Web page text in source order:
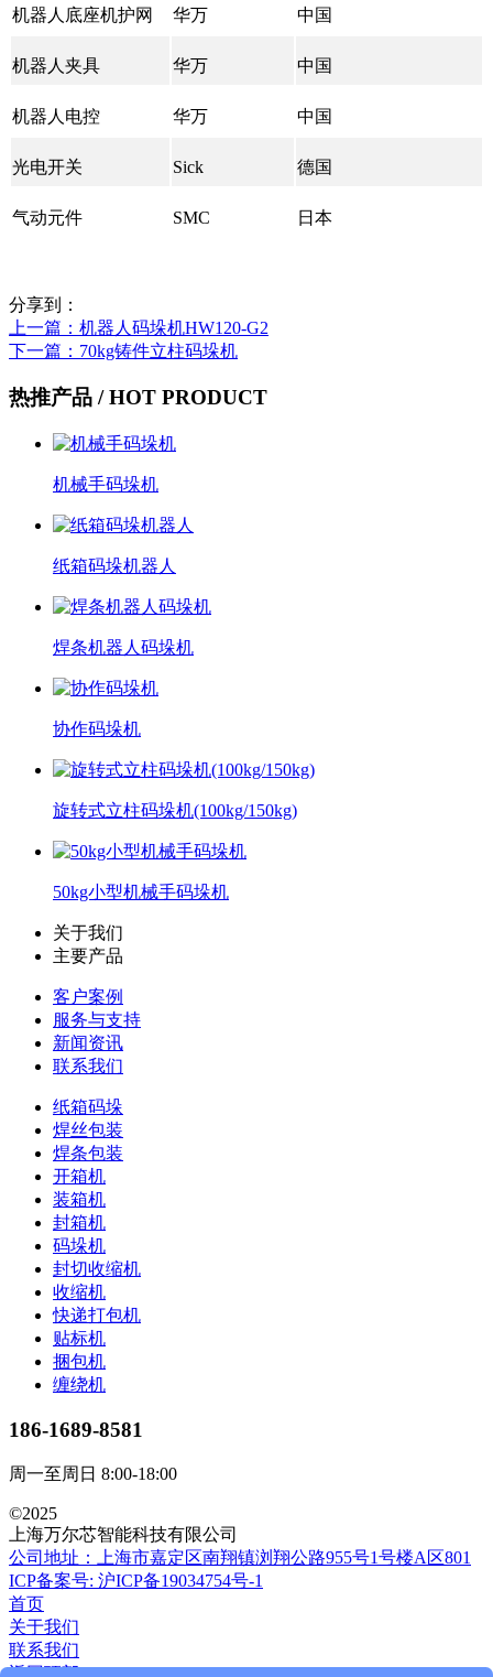
机器人底座机护网 华万 中国
机器人夹具 华万 中国
机器人电控 华万 中国
光电开关 Sick 德国
气动元件 SMC 日本
分享到：
上一篇 ：机器人码垛机HW120-G2
下一篇 ：70kg铸件立柱码垛机
热推产品 / HOT PRODUCT
机械手码垛机
纸箱码垛机器人
焊条机器人码垛机
协作码垛机
旋转式立柱码垛机(100kg/150kg)
50kg小型机械手码垛机
关于我们
主要产品
客户案例
服务与支持
新闻资讯
联系我们
纸箱码垛
焊丝包装
焊条包装
开箱机
装箱机
封箱机
码垛机
封切收缩机
收缩机
快递打包机
贴标机
捆包机
缠绕机
186-1689-8581
周一至周日 8:00-18:00
©2025
上海万尔芯智能科技有限公司
公司地址：上海市嘉定区南翔镇浏翔公路955号1号楼A区801
ICP备案号: 沪ICP备19034754号-1
首页
关于我们
联系我们
返回顶部